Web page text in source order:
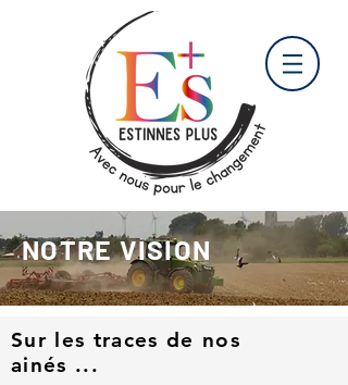
NOTRE VISION
Sur les traces de nos
ainés ...